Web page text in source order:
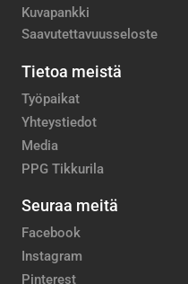
Kuvapankki
Saavutettavuusseloste
Tietoa meistä
Työpaikat
Yhteystiedot
Media
PPG Tikkurila
Seuraa meitä
Facebook
Instagram
Pinterest